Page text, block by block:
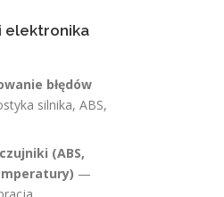
elektronika
błędów
silnika, ABS,
(ABS,
—